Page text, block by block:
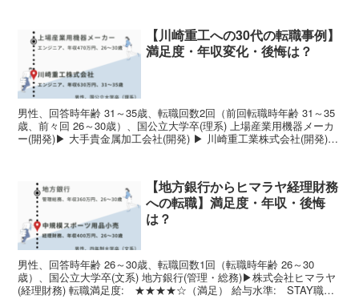
【川崎重工への30代の転職事例】
満足度・年収変化・後悔は？
男性、回答時年齢 31～35歳、転職回数2回（前回転職時年齢 31～35
歳、前々回 26～30歳）、国公立大学卒(理系) 上場産業用機器メーカ
ー(開発)▶ 大手貴金属加工会社(開発) ▶ 川崎重工業株式会社(開発)
【地方銀行からヒマラヤ経理財務
への転職】満足度・年収・後悔
は？
男性、回答時年齢 26～30歳、転職回数1回（転職時年齢 26～30
歳）、国公立大学卒(文系) 地方銀行(管理・総務)▶株式会社ヒマラヤ
(経理財務) 転職満足度: ★★★★☆（満足） 給与水準: STAY職種